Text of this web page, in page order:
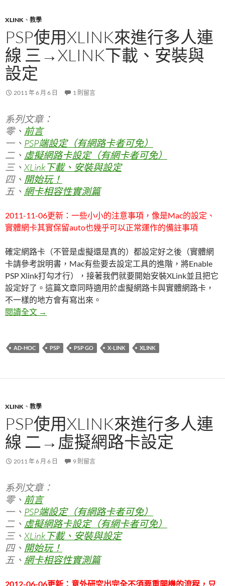
XLINK 、 教學
PSP使用XLINK來進行多人連
線 三→XLINK下載、安裝與
設定
2011 年 6 月 6 日 1 則留言
系列文章：
零、 前言
一、 PSP端設定（有網路卡者可免）
二、 虛擬網路卡設定（有網卡者可免）
三、XLink下載、安裝與設定
四、 開始玩！
五、 網卡相容性實測篇
2011-11-06更新：一些小小的注意事項，像是Mac的設定、
實體網卡其實保留auto也幾乎可以正常運作的備註事項
確定網路卡（不管是虛擬還是真的）都設定好之後（實體網
卡請參考說明書，Mac有些要去設定工具的進階，將Enable
PSP Xlink打勾才行），接著我們就要開始安裝XLink並且把它
設定好了。這篇文章同時適用於虛擬網路卡與實體網路卡，
不一樣的地方會有寫出來。
閱讀全文 PSP使用XLink來進行多人連線 三→XLink下載、安裝
→
AD-HOC PSP PSP GO X-LINK XLINK
XLINK 、 教學
PSP使用XLINK來進行多人連
線 二→虛擬網路卡設定
2011 年 6 月 6 日 9 則留言
系列文章：
零、 前言
一、 PSP端設定（有網路卡者可免）
二、 虛擬網路卡設定（有網卡者可免）
三、XLink下載、安裝與設定
四、 開始玩！
五、 網卡相容性實測篇
2012-06-06更新：意外研究出完全不須要重開機的流程，只